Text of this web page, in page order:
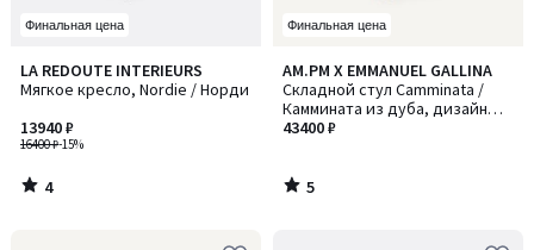
Финальная цена
LA REDOUTE INTERIEURS
Мягкое кресло, Nordie / Норди
16400 ₽-15%
13940 ₽
4
/
4
/
Финальная цена
AM.PM X EMMANUEL GALLINA
Складной стул Camminata /
Каммината из дуба, дизайн
Эммануэля Галлина
43400 ₽
5
/
5
5
/